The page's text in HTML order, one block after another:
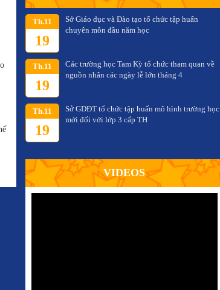
Th.11
19
Sở Giáo dục và Đào tạo tổ chức tập huấn
chuyên môn đầu năm học
Th.11
19
Các trường học Tam Kỳ tổ chức tham quan về
nguồn nhân các ngày lễ lớn tháng 4
Th.11
19
Sở GDĐT tổ chức tập huấn mô hình trường học
mới đối với lớp 3 cấp TH
VIDEOS